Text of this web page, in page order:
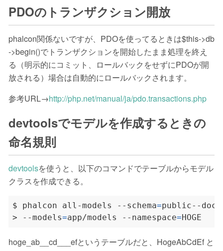
PDOのトランザクション開放
phalcon関係ないですが、PDOを使ってるときは$this->db
->begin()でトランザクションを開始したまま処理を終え
る（明示的にコミット、ロールバックをせずにPDOが開
放される）場合は自動的にロールバックされます。
参考URL→http://php.net/manual/ja/pdo.transactions.php
devtoolsでモデルを作成するときの
命名規則
devtoolsを使うと、以下のコマンドでテーブルからモデル
クラスを作成できる。
$ phalcon all-models --schema=public--doc
> --models=app/models --namespace=
hoge_ab__cd___efというテーブルだと、HogeAbCdEf と